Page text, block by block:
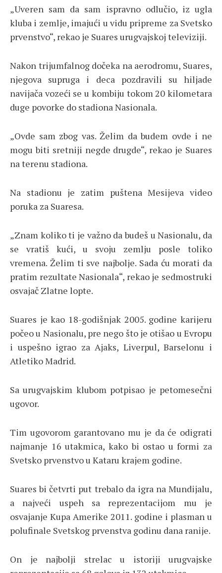
„Uveren sam da sam ispravno odlučio, iz ugla
kluba i zemlje, imajući u vidu pripreme za Svetsko
prvenstvo“, rekao je Suares urugvajskoj televiziji.
Nakon trijumfalnog dočeka na aerodromu, Suares,
njegova supruga i deca pozdravili su hiljade
navijača vozeći se u kombiju tokom 20 kilometara
duge povorke do stadiona Nasionala.
„Ovde sam zbog vas. Želim da budem ovde i ne
mogu biti sretniji negde drugde“, rekao je Suares
na terenu stadiona.
Na stadionu je zatim puštena Mesijeva video
poruka za Suaresa.
„Znam koliko ti je važno da budeš u Nasionalu, da
se vratiš kući, u svoju zemlju posle toliko
vremena. Želim ti sve najbolje. Sada ću morati da
pratim rezultate Nasionala“, rekao je sedmostruki
osvajač Zlatne lopte.
Suares je kao 18-godišnjak 2005. godine karijeru
počeo u Nasionalu, pre nego što je otišao u Evropu
i uspešno igrao za Ajaks, Liverpul, Barselonu i
Atletiko Madrid.
Sa urugvajskim klubom potpisao je petomesečni
ugovor.
Tim ugovorom garantovano mu je da će odigrati
najmanje 16 utakmica, kako bi ostao u formi za
Svetsko prvenstvo u Kataru krajem godine.
Suares bi četvrti put trebalo da igra na Mundijalu,
a najveći uspeh sa reprezentacijom mu je
osvajanje Kupa Amerike 2011. godine i plasman u
polufinale Svetskog prvenstva godinu dana ranije.
On je najbolji strelac u istoriji urugvajske